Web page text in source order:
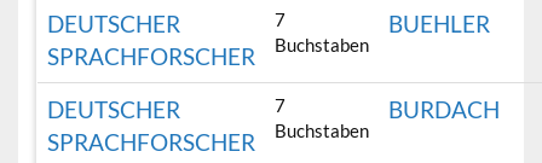
DEUTSCHER
SPRACHFORSCHER
7
Buchstaben
BUEHLER
DEUTSCHER
SPRACHFORSCHER
7
Buchstaben
BURDACH